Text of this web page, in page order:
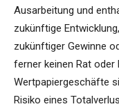
Ausarbeitung und
zukünftige
zukünftiger Gewinne
ferner keinen Rat oder
Wertpapiergeschäfte
Risiko eines